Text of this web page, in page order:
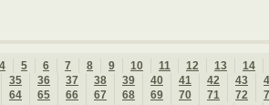
4 5 6 7 8 9 10 11 12 13
14
35 36 37 38 39 40 41 42 43
64 65 66 67 68 69 70 71 72